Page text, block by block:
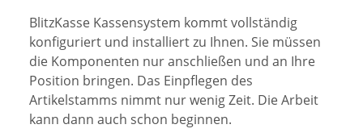
BlitzKasse Kassensystem kommt vollständig
konfiguriert und installiert zu Ihnen. Sie müssen
die Komponenten nur anschließen und an Ihre
Position bringen. Das Einpflegen des
Artikelstamms nimmt nur wenig Zeit. Die Arbeit
kann dann auch schon beginnen.